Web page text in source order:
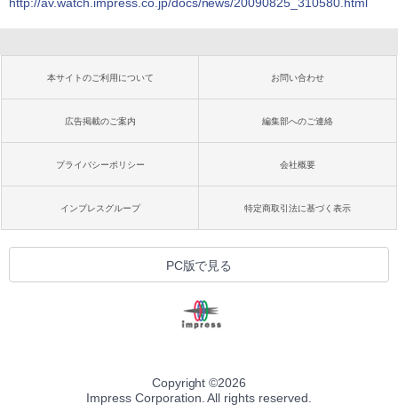
本サイトのご利用について お問い合わせ
広告掲載のご案内 編集部へのご連絡
プライバシーポリシー 会社概要
インプレスグループ 特定商取引法に基づく表示
PC版で見る
Copyright ©2026
Impress Corporation. All rights reserved.